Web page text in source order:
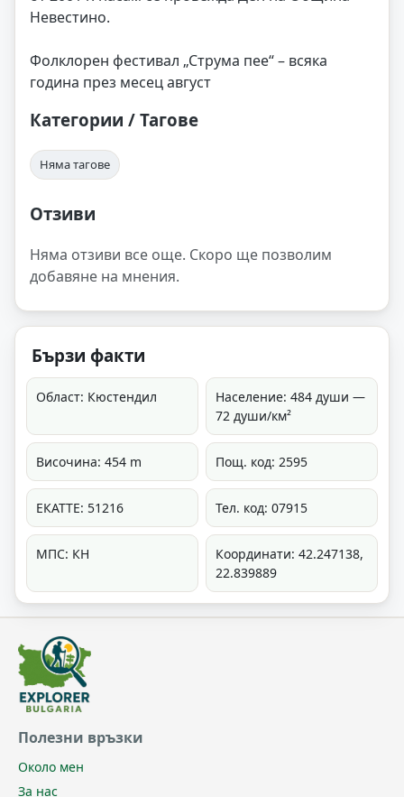
Невестино.
Фолклорен фестивал „Струма пее“ – всяка
година през месец август
Категории / Тагове
Няма тагове
Отзиви
Няма отзиви все още. Скоро ще позволим
добавяне на мнения.
Бързи факти
Област: Кюстендил
Население: 484 души —
72 души/км²
Височина: 454 m Пощ. код: 2595
ЕКАТТЕ: 51216 Тел. код: 07915
МПС: КН
Координати: 42.247138,
22.839889
Полезни връзки
Около мен
За нас